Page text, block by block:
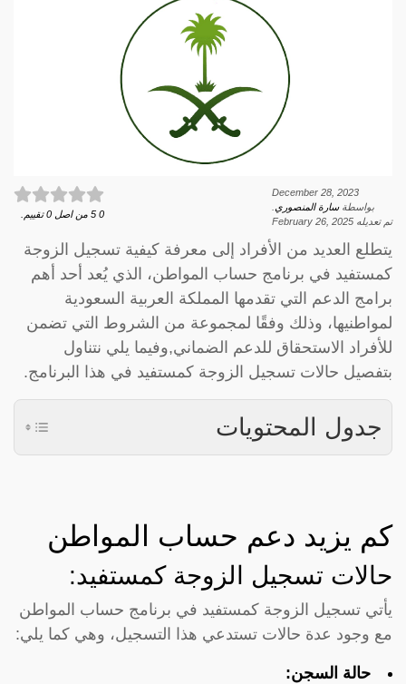
December 28, 2023
بواسطةسارة المنصوري
تم تعديله February 26, 2025
0
5 من اصل 0 تقييم.
يتطلع العديد من الأفراد إلى معرفة كيفية تسجيل الزوجة
كمستفيد في برنامج حساب المواطن، الذي يُعد أحد أهم
برامج الدعم التي تقدمها المملكة العربية السعودية
لمواطنيها، وذلك وفقًا لمجموعة من الشروط التي تضمن
للأفراد الاستحقاق للدعم الضماني,وفيما يلي نتناول
بتفصيل حالات تسجيل الزوجة كمستفيد في هذا البرنامج.
جدول المحتويات
كم يزيد دعم حساب المواطن
حالات تسجيل الزوجة كمستفيد:
يأتي تسجيل الزوجة كمستفيد في برنامج حساب المواطن
مع وجود عدة حالات تستدعي هذا التسجيل، وهي كما يلي:
حالة السجن: